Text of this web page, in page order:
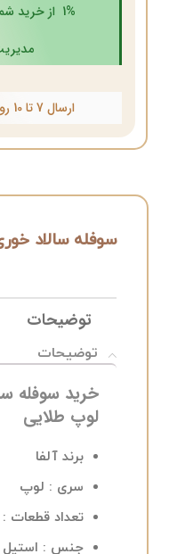
1% از خرید شما صرف امور خیر می شود !
ارسال 7 تا 10 روز کاری بعد از ثبت سفارش
سوفله سالاد
توضیحات
توضیحات
خرید سوفله
لوپ طلایی
برند آلفا
سری : لوپ
تعداد قطعات :
جنس : استیل